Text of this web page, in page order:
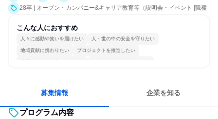
28卒 | オープン・カンパニー&キャリア教育等（説明会・イベント [職種
こんな人におすすめ
人々に感動や笑いを届けたい 人・世の中の安全を守りたい
地域貢献に携わりたい プロジェクトを推進したい
情熱を持って仕事に取り組む コミュニケーションが活発
募集情報 企業を知る
プログラム内容